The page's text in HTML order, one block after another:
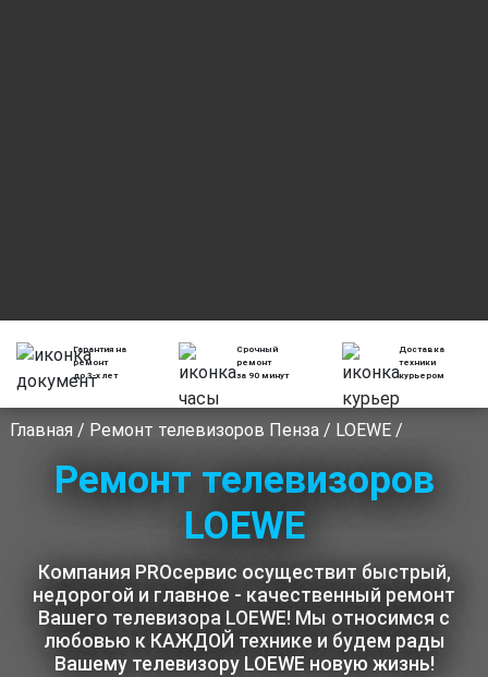
Гарантия на
ремонт
до 3-х лет
Срочный
ремонт
за 90 минут
Доставка
техники
курьером
Главная / Ремонт телевизоров Пенза/ LOEWE/
Ремонт телевизоров
LOEWE
Компания PROсервис осуществит быстрый,
недорогой и главное - качественный ремонт
Вашего телевизора LOEWE! Мы относимся с
любовью к КАЖДОЙ технике и будем рады
Вашему телевизору LOEWE новую жизнь!